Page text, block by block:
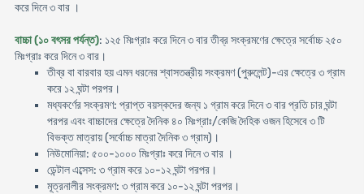
করে দিনে ৩ বার ।
বাচ্চা (১০ বৎসর পর্যন্ত): ১২৫ মিঃগ্রাঃ করে দিনে ৩ বার তীব্র সংক্রমণের ক্ষেত্রে সর্বোচ্চ ২৫০
মিঃগ্রাঃ করে দিনে ৩ বার।
তীব্র বা বারবার হয় এমন ধরনের শ্বাসতন্ত্রীয় সংক্রমণ (পুরুলেন্ট)-এর ক্ষেত্রে ৩ গ্রাম
করে ১২ ঘন্টা পরপর।
মধ্যকর্ণের সংক্রমণ: প্রাপ্ত বয়স্কদের জন্য ১ গ্রাম করে দিনে ৩ বার প্রতি চার ঘন্টা
পরপর এবং বাচ্চাদের ক্ষেত্রে দৈনিক ৪০ মিঃগ্রাঃ/কেজি দৈহিক ওজন হিসেবে ৩ টি
বিভক্ত মাত্রায় (সর্বোচ্চ মাত্রা দৈনিক ৩ গ্রাম)।
নিউমোনিয়া: ৫০০-১০০০ মিঃগ্রাঃ করে দিনে ৩ বার ।
ডেন্টাল এব্সেস: ৩ গ্রাম করে ১০-১২ ঘন্টা পরপর।
মূত্রনালীর সংক্রমণ: ৩ গ্রাম করে ১০-১২ ঘন্টা পরপর।